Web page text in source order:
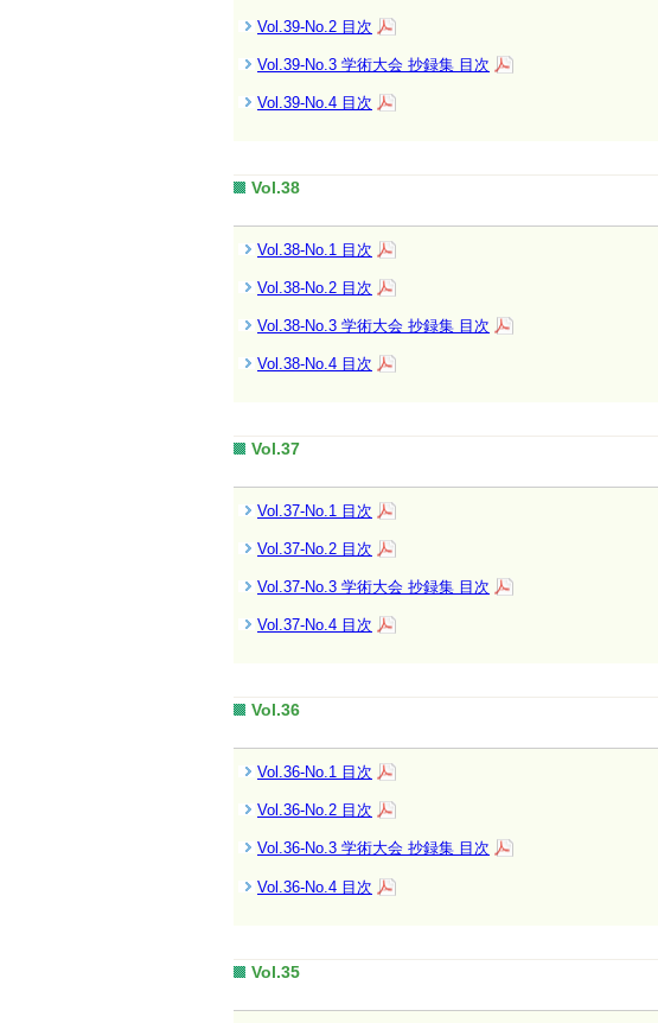
Vol.39-No.2 目次
Vol.39-No.3 学術大会 抄録集 目次
Vol.39-No.4 目次
Vol.38
Vol.38-No.1 目次
Vol.38-No.2 目次
Vol.38-No.3 学術大会 抄録集 目次
Vol.38-No.4 目次
Vol.37
Vol.37-No.1 目次
Vol.37-No.2 目次
Vol.37-No.3 学術大会 抄録集 目次
Vol.37-No.4 目次
Vol.36
Vol.36-No.1 目次
Vol.36-No.2 目次
Vol.36-No.3 学術大会 抄録集 目次
Vol.36-No.4 目次
Vol.35